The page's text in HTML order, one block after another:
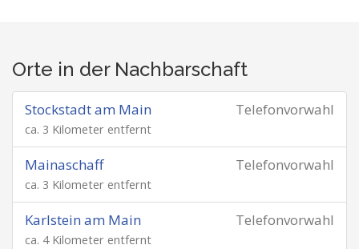
Orte in der Nachbarschaft
Telefonvorwahl
Stockstadt am Main
ca. 3 Kilometer entfernt
Telefonvorwahl
Mainaschaff
ca. 3 Kilometer entfernt
Telefonvorwahl
Karlstein am Main
ca. 4 Kilometer entfernt